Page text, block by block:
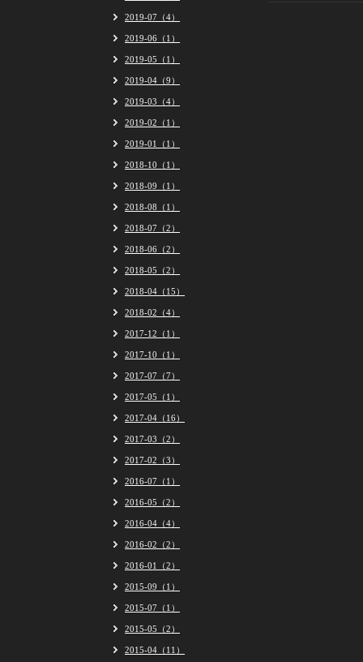
2019-07（4）
2019-06（1）
2019-05（1）
2019-04（9）
2019-03（4）
2019-02（1）
2019-01（1）
2018-10（1）
2018-09（1）
2018-08（1）
2018-07（2）
2018-06（2）
2018-05（2）
2018-04（15）
2018-02（4）
2017-12（1）
2017-10（1）
2017-07（7）
2017-05（1）
2017-04（16）
2017-03（2）
2017-02（3）
2016-07（1）
2016-05（2）
2016-04（4）
2016-02（2）
2016-01（2）
2015-09（1）
2015-07（1）
2015-05（2）
2015-04（11）